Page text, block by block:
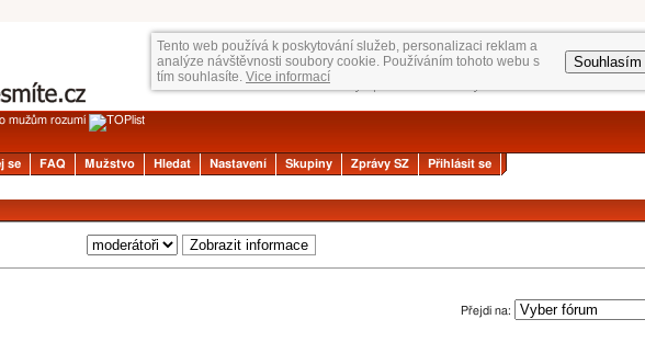
Tento web používá k poskytování služeb, personalizaci reklam a
analýze návštěvnosti soubory cookie. Používáním tohoto webu s
tím souhlasíte. Vice informací
Souhlasím
mužům rozumí
se FAQ Mužstvo Hledat Nastavení Skupiny Zprávy SZ
Přihlásit se
Přejdi na: